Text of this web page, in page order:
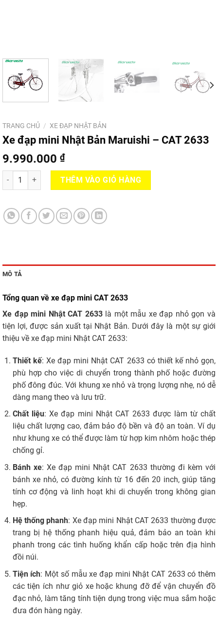
TRANG CHỦ / XE ĐẠP NHẬT BẢN
Xe đạp mini Nhật Bản Maruishi – CAT 2633
9.990.000 ₫
Xe đạp mini Nhật Bản Maruishi - CAT 2633 số lượng
THÊM VÀO GIỎ HÀNG
MÔ TẢ
Tổng quan về xe đạp mini CAT 2633
Xe đạp mini Nhật CAT 2633là một mẫu xe đạp nhỏ gọn và
tiện lợi, được sản xuất tại Nhật Bản. Dưới đây là một sự giới
thiệu về xe đạp mini Nhật CAT 2633:
Thiết kế: Xe đạp mini Nhật CAT 2633 có thiết kế nhỏ gọn,
phù hợp cho việc di chuyển trong thành phố hoặc đường
phố đông đúc. Với khung xe nhỏ và trọng lượng nhẹ, nó dễ
dàng mang theo và lưu trữ.
Chất liệu: Xe đạp mini Nhật CAT 2633 được làm từ chất
liệu chất lượng cao, đảm bảo độ bền và độ an toàn. Ví dụ
như khung xe có thể được làm từ hợp kim nhôm hoặc thép
chống gỉ.
Bánh xe: Xe đạp mini Nhật CAT 2633 thường đi kèm với
bánh xe nhỏ, có đường kính từ 16 đến 20 inch, giúp tăng
tính cơ động và linh hoạt khi di chuyển trong không gian
hẹp.
Hệ thống phanh: Xe đạp mini Nhật CAT 2633 thường được
trang bị hệ thống phanh hiệu quả, đảm bảo an toàn khi
phanh trong các tình huống khẩn cấp hoặc trên địa hình
đồi núi.
Tiện ích: Một số mẫu xe đạp mini Nhật CAT 2633 có thêm
các tiện ích như giỏ xe hoặc khung đỡ để vận chuyển đồ
đạc nhỏ, làm tăng tính tiện dụng trong việc mua sắm hoặc
đưa đón hàng ngày.